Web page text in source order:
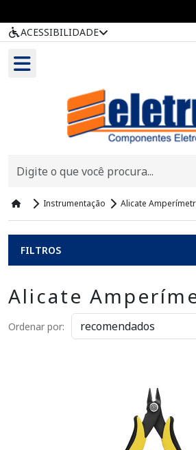
ACESSIBILIDADE
Instrumentação Alicate
FILTROS
Alicate
Ordenar por: